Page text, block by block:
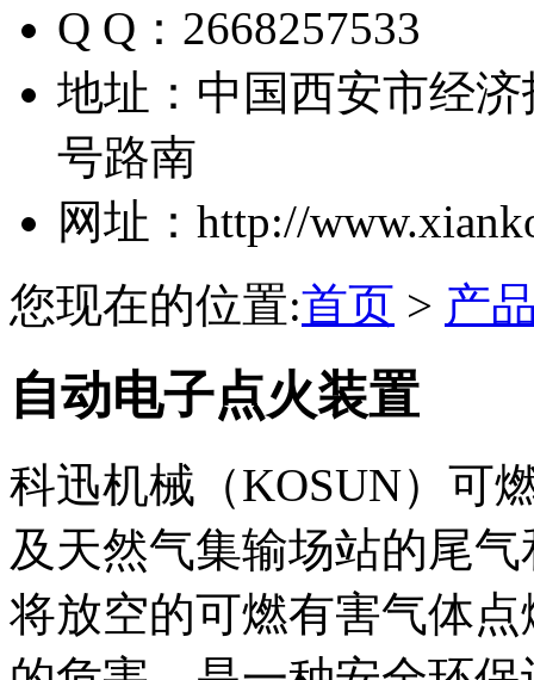
Q Q：2668257533
地址：中国西安市经
号路南
网址：http://
您现在的位置:首页 > 产
自动电子点火装置
科迅机械（KOSUN）可
及天然气集输场站的尾
将放空的可燃有害气体